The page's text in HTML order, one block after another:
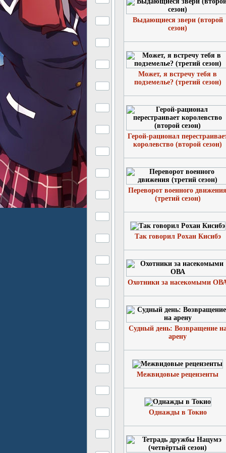
Выдающиеся звери (второй
сезон)
Может, я встречу тебя в
подземелье? (третий сезон)
Герой-рационал
королевство (второй сезон)
Переворот военного
(третий сезон)
Так говорил Рохан Кисибэ
Охотники за насекомыми
Судный день: Возвращение
арену
Межвидовые рецензенты
Однажды в Токио